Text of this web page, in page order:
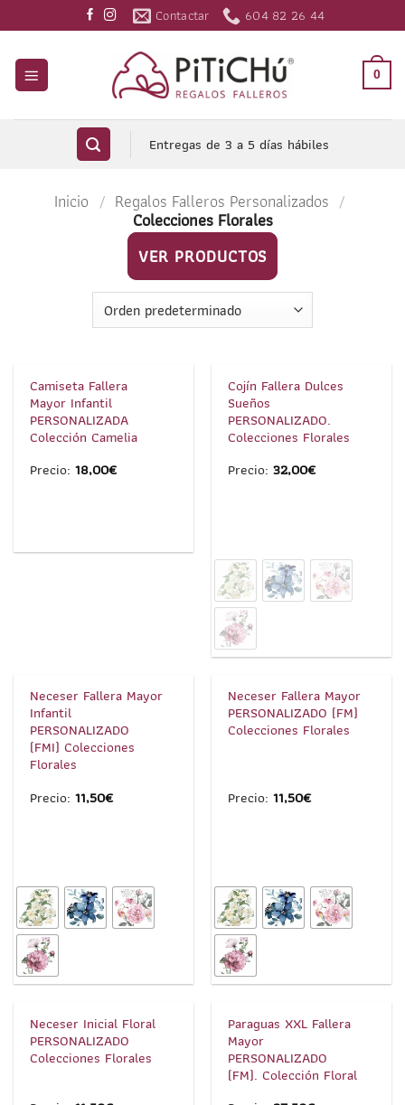
al
contenido
Contactar 604 82 26 44
0
Entregas de 3 a 5 días hábiles
Inicio / Regalos Falleros Personalizados /
Colecciones Florales
VER PRODUCTOS
Camiseta Fallera
Mayor Infantil
PERSONALIZADA
Colección Camelia
Precio:18,00€
Cojín Fallera Dulces
Sueños
PERSONALIZADO.
Colecciones Florales
Precio:32,00€
Neceser Fallera Mayor
Infantil
PERSONALIZADO
(FMI) Colecciones
Florales
Precio:11,50€
1/4
Neceser Fallera Mayor
PERSONALIZADO (FM)
Colecciones Florales
Precio:11,50€
1/4
Neceser Inicial Floral
PERSONALIZADO
Colecciones Florales
1/3
Paraguas XXL Fallera
Mayor
PERSONALIZADO
(FM). Colección Floral